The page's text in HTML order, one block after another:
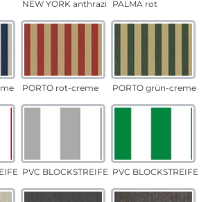
NEW YORK anthrazit PALMA rot
PORTO rot-creme PORTO grün-creme
rot
PVC BLOCKSTREIFEN grauPVC BLOCKSTREIFEN